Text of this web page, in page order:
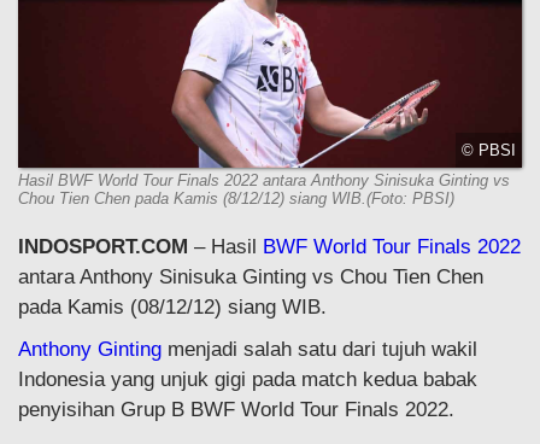
© PBSI
Hasil BWF World Tour Finals 2022 antara Anthony Sinisuka Ginting vs
Chou Tien Chen pada Kamis (8/12/12) siang WIB.(Foto: PBSI)
INDOSPORT.COM – Hasil BWF World Tour Finals 2022
antara Anthony Sinisuka Ginting vs Chou Tien Chen
pada Kamis (08/12/12) siang WIB.
Anthony Ginting menjadi salah satu dari tujuh wakil
Indonesia yang unjuk gigi pada match kedua babak
penyisihan Grup B BWF World Tour Finals 2022.